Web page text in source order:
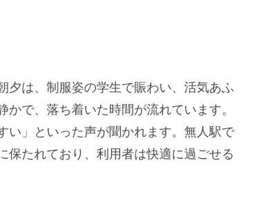
夕は、制服姿の学生で賑わい、活気あふ
で、落ち着いた時間が流れています。
い」といった声が聞かれます。無人駅で
保たれており、利用者は快適に過ごせる